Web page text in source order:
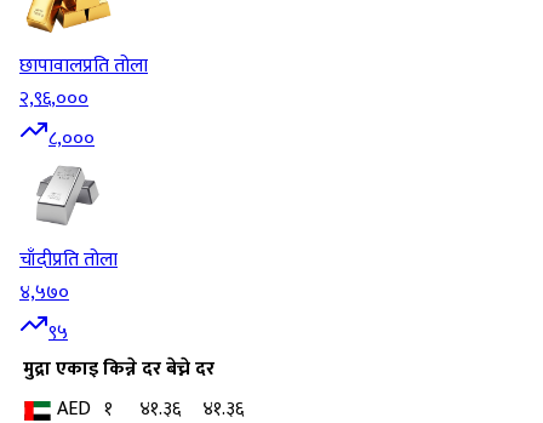
छापावालप्रति तोला
२,९६,०००
८,०००
चाँदीप्रति तोला
४,५७०
९५
मुद्राएकाइकिन्ने दरबेच्ने दर
AED १ ४१.३६ ४१.३६